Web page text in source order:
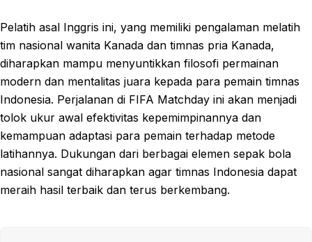
Pelatih asal Inggris ini, yang memiliki pengalaman melatih
tim nasional wanita Kanada dan timnas pria Kanada,
diharapkan mampu menyuntikkan filosofi permainan
modern dan mentalitas juara kepada para pemain timnas
Indonesia. Perjalanan di FIFA Matchday ini akan menjadi
tolok ukur awal efektivitas kepemimpinannya dan
kemampuan adaptasi para pemain terhadap metode
latihannya. Dukungan dari berbagai elemen sepak bola
nasional sangat diharapkan agar timnas Indonesia dapat
meraih hasil terbaik dan terus berkembang.